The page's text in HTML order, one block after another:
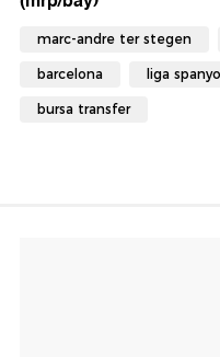
marc-andre ter stegen
barcelona liga
bursa transfer